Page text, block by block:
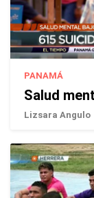
PANAMÁ
Salud
Lizsara Angulo